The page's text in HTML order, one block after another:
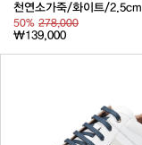
천연소가죽/화이트/2.5cm
50% 278,000
₩139,000